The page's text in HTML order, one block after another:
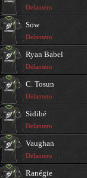
Delantero
Sow
Delantero
Ryan Babel
Delantero
C. Tosun
Delantero
Sidibé
Delantero
Vaughan
Delantero
Ranégie